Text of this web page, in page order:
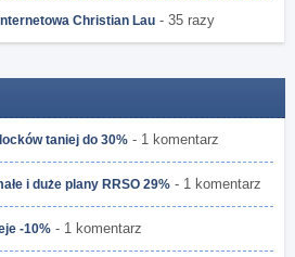
Christian Lau - 35 razy
taniej do 30% - 1 komentarz
i duże plany RRSO 29% - 1 komentarz
-10% - 1 komentarz